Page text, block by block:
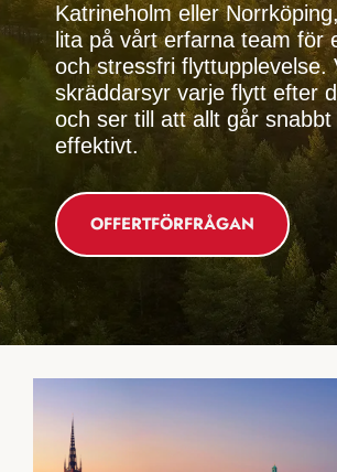
Katrineholm eller
lita på vårt erfarna team för
och stressfri flyttupplevelse.
skräddarsyr varje flytt efter
och ser till att allt går snabbt
effektivt.
OFFERTFÖRFRÅGAN